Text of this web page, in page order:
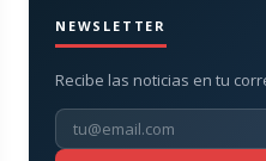
NEWSLETTER
Recibe las noticias en tu